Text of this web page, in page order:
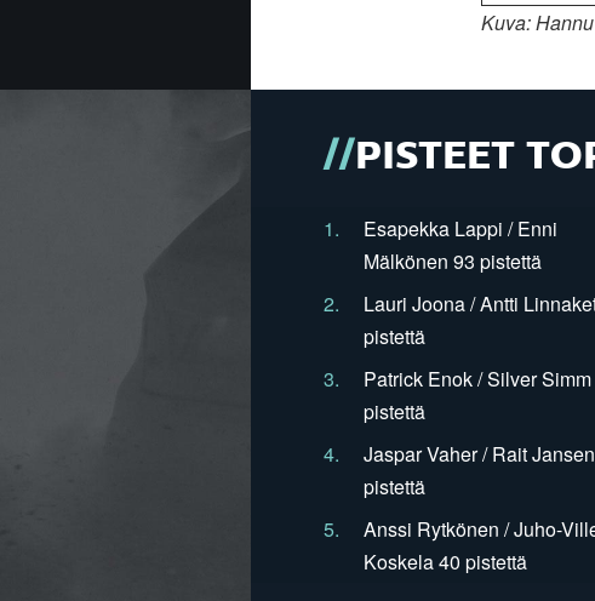
Kuva:
PISTEET
1.
Esapekka Lappi / Enni
Mälkönen 93 pistettä
2.
Lauri Joona / Antti
pistettä
3.
Patrick Enok / Silver
pistettä
4.
Jaspar Vaher / Rait
pistettä
5.
Anssi Rytkönen / Juho-
Koskela 40 pistettä